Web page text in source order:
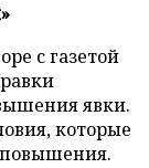
с газетой
явки.
которые
повышения.